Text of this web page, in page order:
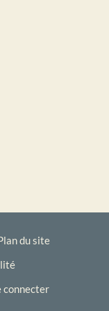
du site
connecter